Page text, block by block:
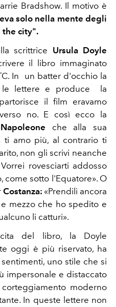
Bradshow. Il motivo è
solo nella mente degli
the city".
scrittrice Ursula Doyle
il libro immaginato
In un batter d'occhio la
lettere e produce la
il film eravamo
no. E così ecco la
Napoleone che alla sua
ti amo più, al contrario ti
non gli scrivi neanche
rovesciarti addosso
come sotto l'Equatore». O
Costanza: «Prendili ancora
mezzo che ho spedito e
li catturi».
del libro, la Doyle
oggi è più riservato, ha
uno stile che si
impersonale e distaccato
moderno
In queste lettere non